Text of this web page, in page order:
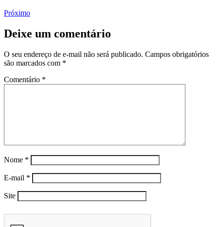
Próximo
Deixe um comentário
O seu endereço de e-mail não será publicado. Campos obrigatórios
são marcados com *
Comentário *
Nome *
E-mail *
Site